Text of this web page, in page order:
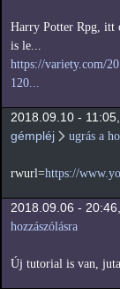
Harry Potter Rpg, itt
is le...
https://variety.com/
120...
2018.09.10 -
gémpléj
ugrás a
rwurl=https://
2018.09.06 -
hozzászólásra
Új tutorial is van,